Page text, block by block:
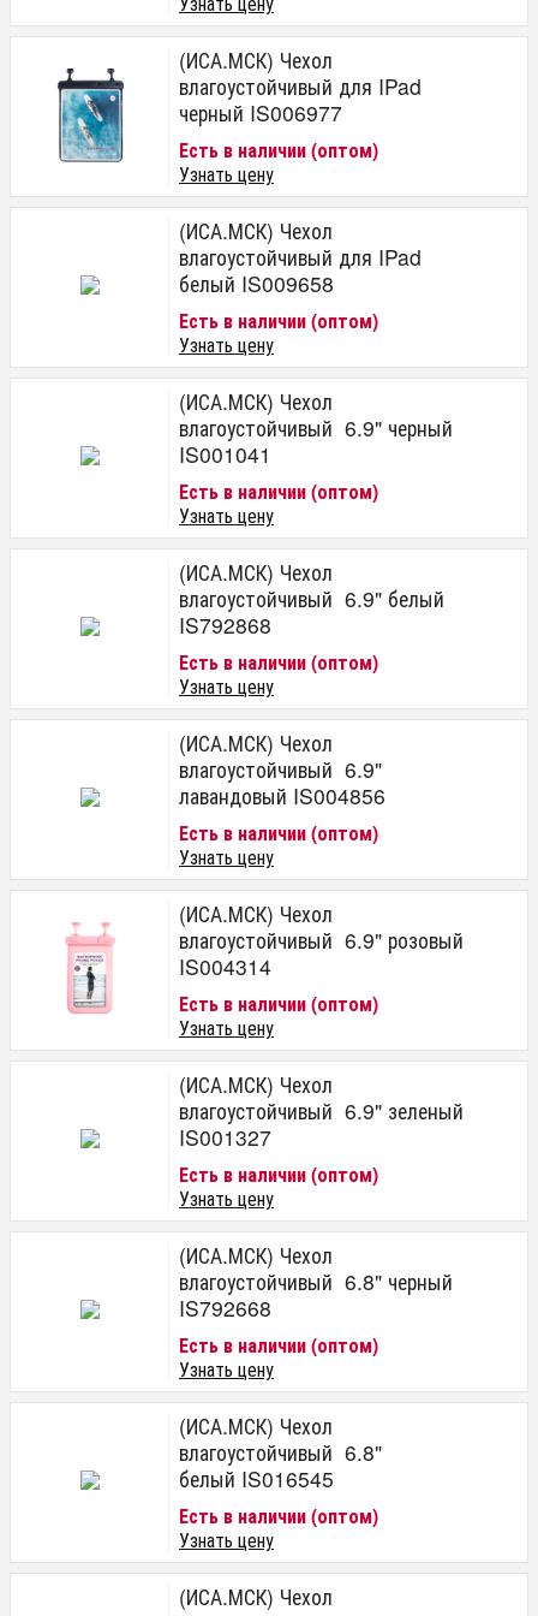
(ИСА.МСК) Чехол
влагоустойчивый для IPad
черный IS006977
Есть в наличии (оптом)
Узнать цену
(ИСА.МСК) Чехол
влагоустойчивый для IPad
белый IS009658
Есть в наличии (оптом)
Узнать цену
(ИСА.МСК) Чехол
влагоустойчивый 6.9" черный
IS001041
Есть в наличии (оптом)
Узнать цену
(ИСА.МСК) Чехол
влагоустойчивый 6.9" белый
IS792868
Есть в наличии (оптом)
Узнать цену
(ИСА.МСК) Чехол
влагоустойчивый 6.9"
лавандовый IS004856
Есть в наличии (оптом)
Узнать цену
(ИСА.МСК) Чехол
влагоустойчивый 6.9" розовый
IS004314
Есть в наличии (оптом)
Узнать цену
(ИСА.МСК) Чехол
влагоустойчивый 6.9" зеленый
IS001327
Есть в наличии (оптом)
Узнать цену
(ИСА.МСК) Чехол
влагоустойчивый 6.8" черный
IS792668
Есть в наличии (оптом)
Узнать цену
(ИСА.МСК) Чехол
влагоустойчивый 6.8"
белый IS016545
Есть в наличии (оптом)
Узнать цену
(ИСА.МСК) Чехол